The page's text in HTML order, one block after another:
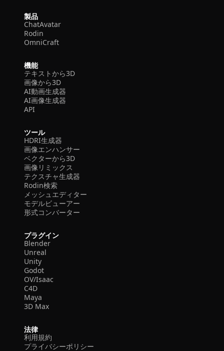
製品
ChatAvatar
Rodin
OmniCraft
機能
テキストから3D
画像から3D
AI動画生成器
AI画像生成器
API
ツール
HDRI生成器
画像エンハンサー
ベクターから3D
画像リミックス
テクスチャ生成器
Rodin検索
メッシュエディター
モデルビューアー
形式コンバーター
プラグイン
Blender
Unreal
Unity
Godot
OV/Isaac
C4D
Maya
3D Max
法律
利用規約
プライバシーポリシー